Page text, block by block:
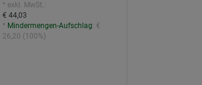
* exkl. MwSt.:
€ 44,03
* Mindermengen-Aufschlag: €
26,20 (100%)